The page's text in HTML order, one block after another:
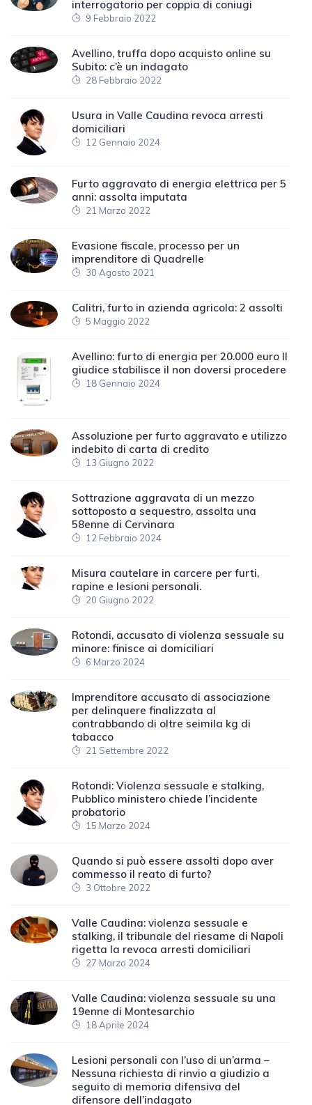
interrogatorio per coppia di coniugi
9 Febbraio 2022
Avellino, truffa dopo acquisto online su
Subito: c’è un indagato
28 Febbraio 2022
Usura in Valle Caudina revoca arresti
domiciliari
12 Gennaio 2024
Furto aggravato di energia elettrica per 5
anni: assolta imputata
21 Marzo 2022
Evasione fiscale, processo per un
imprenditore di Quadrelle
30 Agosto 2021
Calitri, furto in azienda agricola: 2 assolti
5 Maggio 2022
Avellino: furto di energia per 20.000 euro Il
giudice stabilisce il non doversi procedere
18 Gennaio 2024
Assoluzione per furto aggravato e utilizzo
indebito di carta di credito
13 Giugno 2022
Sottrazione aggravata di un mezzo
sottoposto a sequestro, assolta una
58enne di Cervinara
12 Febbraio 2024
Misura cautelare in carcere per furti,
rapine e lesioni personali.
20 Giugno 2022
Rotondi, accusato di violenza sessuale su
minore: finisce ai domiciliari
6 Marzo 2024
Imprenditore accusato di associazione
per delinquere finalizzata al
contrabbando di oltre seimila kg di
tabacco
21 Settembre 2022
Rotondi: Violenza sessuale e stalking,
Pubblico ministero chiede l’incidente
probatorio
15 Marzo 2024
Quando si può essere assolti dopo aver
commesso il reato di furto?
3 Ottobre 2022
Valle Caudina: violenza sessuale e
stalking, il tribunale del riesame di Napoli
rigetta la revoca arresti domiciliari
27 Marzo 2024
Valle Caudina: violenza sessuale su una
19enne di Montesarchio
18 Aprile 2024
Lesioni personali con l’uso di un’arma –
Nessuna richiesta di rinvio a giudizio a
seguito di memoria difensiva del
difensore dell’indagato